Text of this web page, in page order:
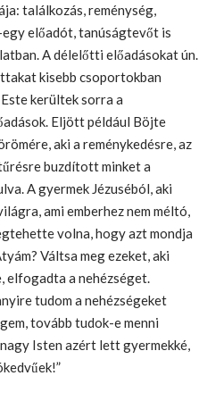
találkozás, reménység,
előadót, tanúságtevőt is
A délelőtti előadásokat ún.
kisebb csoportokban
kerültek sorra a
Eljött például Böjte
aki a reménykedésre, az
buzdított minket a
A gyermek Jézuséból, aki
ami emberhez nem méltó,
volna, hogy azt mondja
Váltsa meg ezeket, aki
elfogadta a nehézséget.
tudom a nehézségeket
tovább tudok-e menni
Isten azért lett gyermekké,